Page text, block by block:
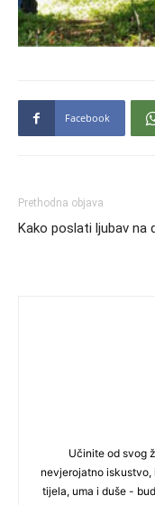
Facebook
Prethodna objava
Kako poslati ljubav na
Učinite od svog
nevjerojatno
tijela, uma i duše -